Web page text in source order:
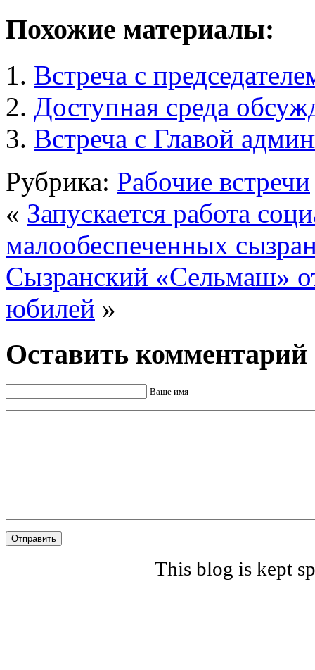
Похожие материалы:
Встреча с
Доступная среда
Встреча с Главой
Рубрика: Рабочие встречи
« Запускается работа
малообеспеченных
Сызранский «Сельмаш»
юбилей »
Оставить комментарий
Ваше имя
Отправить
This blog is kept